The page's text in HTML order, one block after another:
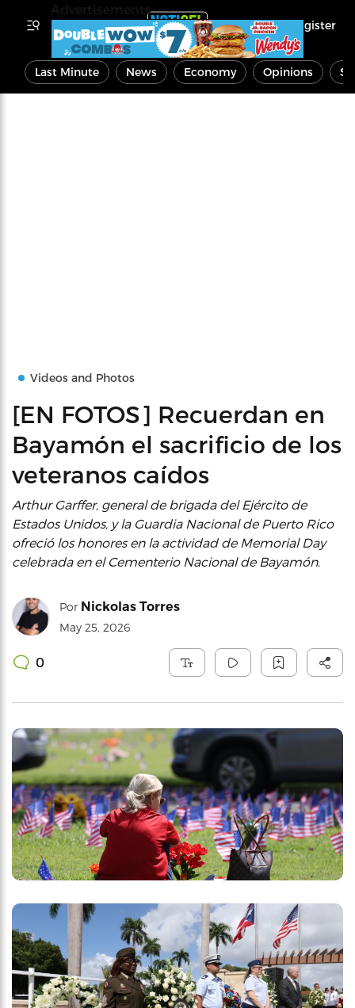
Register
Last Minute News Economy Opinions
Videos and Photos
[EN FOTOS] Recuerdan en
Bayamón el sacrificio de los
veteranos caídos
Arthur Garffer, general de brigada del Ejército de
Estados Unidos, y la Guardia Nacional de Puerto Rico
ofreció los honores en la actividad de Memorial Day
celebrada en el Cementerio Nacional de Bayamón.
Por Nickolas Torres
May 25, 2026
0
Advertisements